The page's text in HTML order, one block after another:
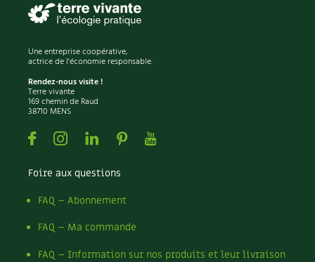
Une entreprise coopérative,
actrice de l'économie responsable.
Rendez-nous visite !
Terre vivante
169 chemin de Raud
38710 MENS
FacebookInstagramLinkedin
PinterestYoutube
Foire aux questions
FAQ – Abonnement
FAQ – Ma commande
FAQ – Information sur nos produits et leur livraison